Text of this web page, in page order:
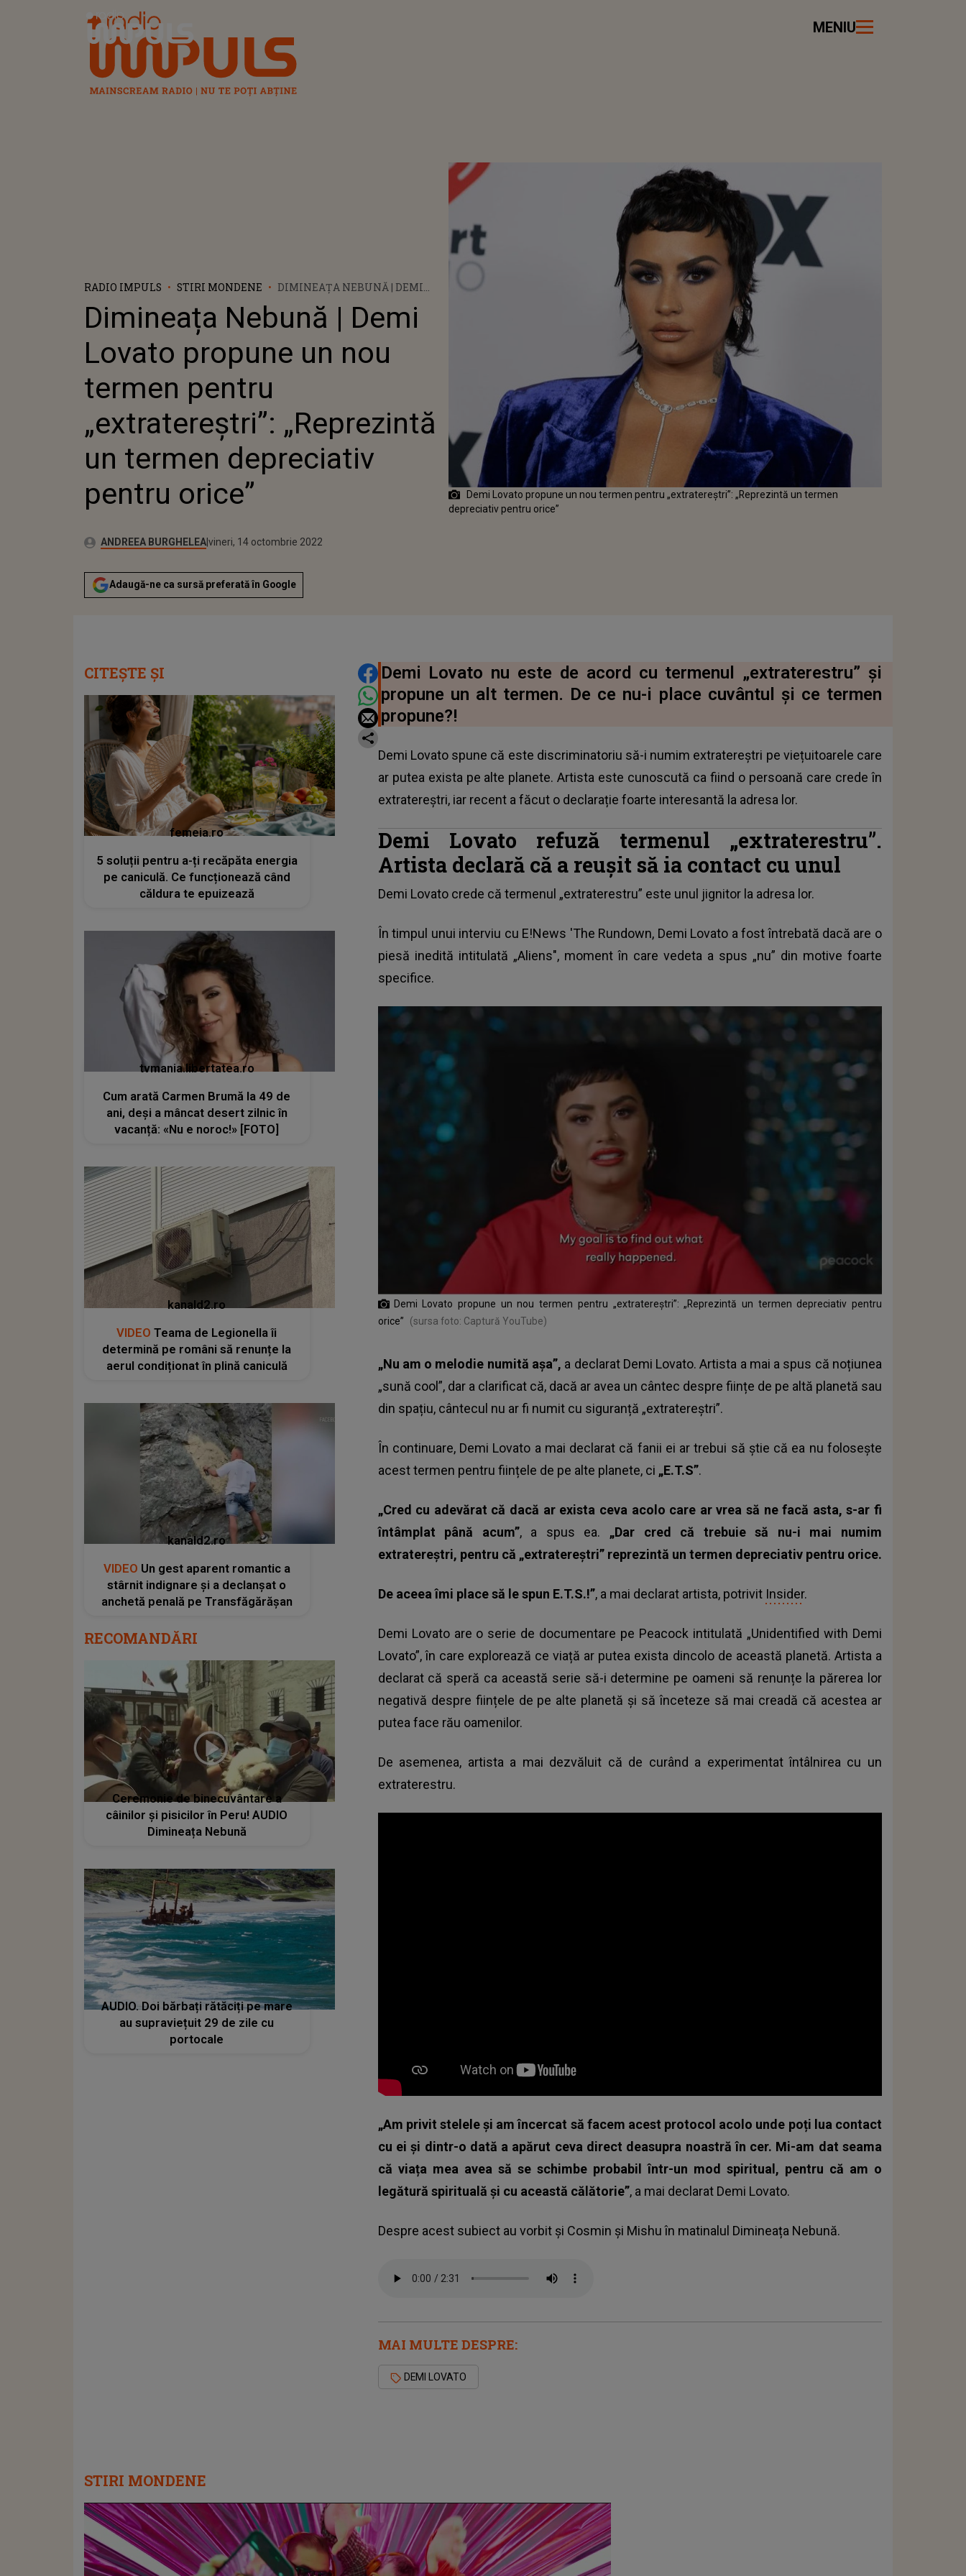
Radio Impuls MENIU
RADIO IMPULS STIRI MONDENE
DIMINEAȚA NEBUNĂ | DEMI
TERMEN PENTRU
„EXTRATEREȘTRI”: „REPREZINTĂ
UN TERMEN DEPRECIATIV
PENTRU ORICE”
Dimineața Nebună | Demi
Lovato propune un nou
termen pentru
„extratereștri”: „Reprezintă
un termen depreciativ
pentru orice”
Autor:ANDREEA BURGHELEAPublicat:
joi, 14 octombrie 2021
Actualizat:
vineri, 14 octombrie 2022
Adaugă-ne ca sursă preferată în Google
Demi Lovato propune un nou termen pentru „extratereștri”: „Reprezintă un termen
depreciativ pentru orice”
DISTRIBUIE ARTICOLUL
Demi Lovato nu este de acord cu termenul „extraterestru” și
propune un alt termen. De ce nu-i place cuvântul și ce termen
propune?!
Demi Lovato spune că este discriminatoriu să-i numim extratereștri pe viețuitoarele care
ar putea exista pe alte planete. Artista este cunoscută ca fiind o persoană care crede în
extratereștri, iar recent a făcut o declarație foarte interesantă la adresa lor.
Demi Lovato refuză termenul „extraterestru”.
Artista declară că a reușit să ia contact cu unul
Demi Lovatocrede că termenul „extraterestru” este unul jignitor la adresa lor.
În timpul unui interviu cu E!News 'The Rundown, Demi Lovato a fost întrebată dacă are o
piesă inedită intitulată „Aliens", moment în care vedeta a spus „nu” din motive foarte
specifice.
Demi Lovato propune un nou termen pentru „extratereștri”: „Reprezintă un termen depreciativ pentru
orice”
(sursa foto: Captură YouTube)
„Nu am o melodie numită așa”, a declarat Demi Lovato. Artista a mai a spus că noțiunea
„sună cool”, dar a clarificat că, dacă ar avea un cântec despre ființe de pe altă planetă sau
din spațiu, cântecul nu ar fi numit cu siguranță „extratereștri”.
În continuare, Demi Lovato a mai declarat că fanii ei ar trebui să știe că ea nu folosește
acest termen pentru ființele de pe alte planete, ci „E.T.S”.
„Cred cu adevărat că dacă ar exista ceva acolo care ar vrea să ne facă asta, s-ar fi
întâmplat până acum”, a spus ea. „Dar cred că trebuie să nu-i mai numim
extratereștri, pentru că „extratereștri” reprezintă un termen depreciativ pentru orice.
De aceea îmi place să le spun E.T.S.!”, a mai declarat artista, potrivit Insider.
Demi Lovato are o serie de documentare pe Peacock intitulată „Unidentified with Demi
Lovato”, în care explorează ce viață ar putea exista dincolo de această planetă. Artista a
declarat că speră ca această serie să-i determine pe oameni să renunțe la părerea lor
negativă despre ființele de pe alte planetă și să înceteze să mai creadă că acestea ar
putea face rău oamenilor.
De asemenea, artista a mai dezvăluit că de curând a experimentat întâlnirea cu un
extraterestru.
„Am privit stelele și am încercat să facem acest protocol acolo unde poți lua contact
cu ei și dintr-o dată a apărut ceva direct deasupra noastră în cer. Mi-am dat seama
că viața mea avea să se schimbe probabil într-un mod spiritual, pentru că am o
legătură spirituală și cu această călătorie”, a mai declarat Demi Lovato.
Despre acest subiect au vorbit și Cosmin și Mishu în matinalul Dimineața Nebună.
MAI MULTE DESPRE:
DEMI LOVATO
CITEȘTE ȘI
femeia.ro
5 soluții pentru a-ți recăpăta energia
pe caniculă. Ce funcționează când
căldura te epuizează
tvmania.libertatea.ro
Cum arată Carmen Brumă la 49 de
ani, deși a mâncat desert zilnic în
vacanță: «Nu e noroc!» [FOTO]
kanald2.ro
VIDEO Teama de Legionella îi
determină pe români să renunțe la
aerul condiționat în plină caniculă
kanald2.ro
VIDEO Un gest aparent romantic a
stârnit indignare și a declanșat o
anchetă penală pe Transfăgărășan
RECOMANDĂRI
Ceremonie de binecuvântare a
câinilor și pisicilor în Peru! AUDIO
Dimineața Nebună
AUDIO. Doi bărbați rătăciți pe mare
au supraviețuit 29 de zile cu
portocale
STIRI MONDENE